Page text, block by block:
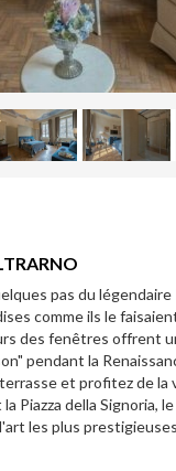
pas du
comme ils le
des fenêtres offrent
pendant la
et profitez de
Piazza della Signoria,
les plus